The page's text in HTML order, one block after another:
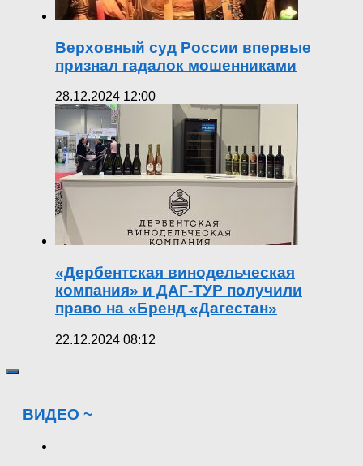
Верховный суд России впервые
признал гадалок мошенниками
28.12.2024 12:00
«Дербентская винодельческая
компания» и ДАГ-ТУР получили
право на «Бренд «Дагестан»
22.12.2024 08:12
ВИДЕО ~